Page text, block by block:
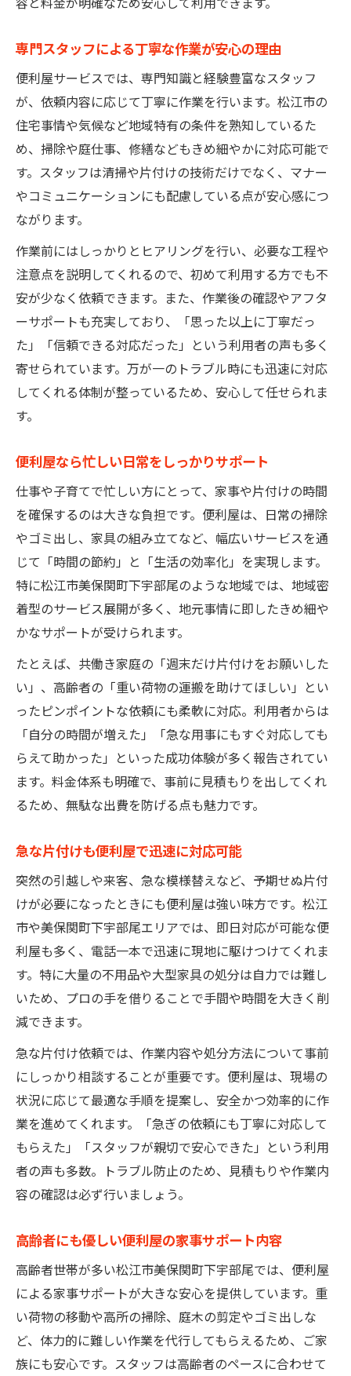
専門スタッフによる丁寧な作業が安心の理由
便利屋サービスでは、専門知識と経験豊富なスタッフ
が、依頼内容に応じて丁寧に作業を行います。松江市の
住宅事情や気候など地域特有の条件を熟知しているた
め、掃除や庭仕事、修繕などもきめ細やかに対応可能で
す。スタッフは清掃や片付けの技術だけでなく、マナー
やコミュニケーションにも配慮している点が安心感につ
ながります。
作業前にはしっかりとヒアリングを行い、必要な工程や
注意点を説明してくれるので、初めて利用する方でも不
安が少なく依頼できます。また、作業後の確認やアフタ
ーサポートも充実しており、「思った以上に丁寧だっ
た」「信頼できる対応だった」という利用者の声も多く
寄せられています。万が一のトラブル時にも迅速に対応
してくれる体制が整っているため、安心して任せられま
す。
便利屋なら忙しい日常をしっかりサポート
仕事や子育てで忙しい方にとって、家事や片付けの時間
を確保するのは大きな負担です。便利屋は、日常の掃除
やゴミ出し、家具の組み立てなど、幅広いサービスを通
じて「時間の節約」と「生活の効率化」を実現します。
特に松江市美保関町下宇部尾のような地域では、地域密
着型のサービス展開が多く、地元事情に即したきめ細や
かなサポートが受けられます。
たとえば、共働き家庭の「週末だけ片付けをお願いした
い」、高齢者の「重い荷物の運搬を助けてほしい」とい
ったピンポイントな依頼にも柔軟に対応。利用者からは
「自分の時間が増えた」「急な用事にもすぐ対応しても
らえて助かった」といった成功体験が多く報告されてい
ます。料金体系も明確で、事前に見積もりを出してくれ
るため、無駄な出費を防げる点も魅力です。
急な片付けも便利屋で迅速に対応可能
突然の引越しや来客、急な模様替えなど、予期せぬ片付
けが必要になったときにも便利屋は強い味方です。松江
市や美保関町下宇部尾エリアでは、即日対応が可能な便
利屋も多く、電話一本で迅速に現地に駆けつけてくれま
す。特に大量の不用品や大型家具の処分は自力では難し
いため、プロの手を借りることで手間や時間を大きく削
減できます。
急な片付け依頼では、作業内容や処分方法について事前
にしっかり相談することが重要です。便利屋は、現場の
状況に応じて最適な手順を提案し、安全かつ効率的に作
業を進めてくれます。「急ぎの依頼にも丁寧に対応して
もらえた」「スタッフが親切で安心できた」という利用
者の声も多数。トラブル防止のため、見積もりや作業内
容の確認は必ず行いましょう。
高齢者にも優しい便利屋の家事サポート内容
高齢者世帯が多い松江市美保関町下宇部尾では、便利屋
による家事サポートが大きな安心を提供しています。重
い荷物の移動や高所の掃除、庭木の剪定やゴミ出しな
ど、体力的に難しい作業を代行してもらえるため、ご家
族にも安心です。スタッフは高齢者のペースに合わせて